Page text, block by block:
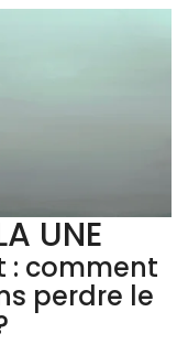
UNE
: comment
perdre le